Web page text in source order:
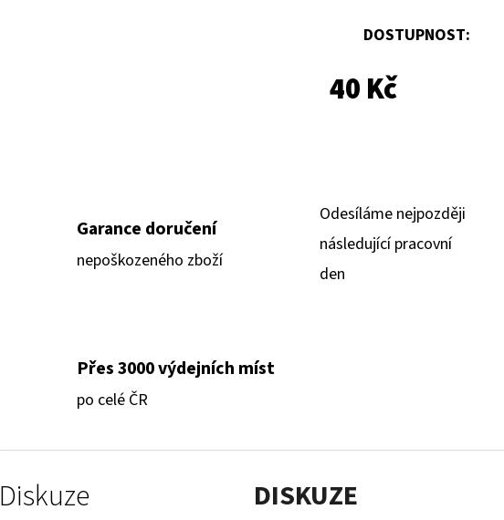
DOSTUPNOST:
40 Kč
Garance doručení
nepoškozeného zboží
Odesíláme nejpozději
následující pracovní
den
Přes 3000 výdejních míst
po celé ČR
Diskuze DISKUZE